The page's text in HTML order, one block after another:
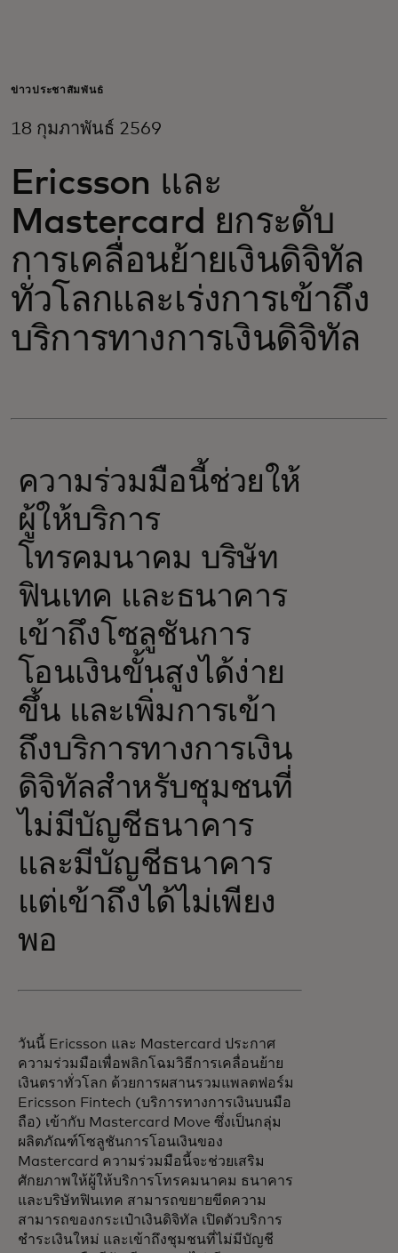
สำหรับธุรกิจ
เพื่อโลก
สำหรับผู้สร้างนวัตกรรม
ข่าวสารและแนวโน้ม
ข่าวประชาสัมพันธ์
18 กุมภาพันธ์ 2569
Ericsson และ
Mastercard ยกระดับ
การเคลื่อนย้ายเงินดิจิทัล
ทั่วโลกและเร่งการเข้าถึง
บริการทางการเงินดิจิทัล
ความร่วมมือนี้ช่วยให้
ผู้ให้บริการ
โทรคมนาคม บริษัท
ฟินเทค และธนาคาร
เข้าถึงโซลูชันการ
โอนเงินขั้นสูงได้ง่าย
ขึ้น และเพิ่มการเข้า
ถึงบริการทางการเงิน
ดิจิทัลสำหรับชุมชนที่
ไม่มีบัญชีธนาคาร
และมีบัญชีธนาคาร
แต่เข้าถึงได้ไม่เพียง
พอ
วันนี้ Ericsson และ Mastercard ประกาศ
ความร่วมมือเพื่อพลิกโฉมวิธีการเคลื่อนย้าย
เงินตราทั่วโลก ด้วยการผสานรวมแพลตฟอร์ม
Ericsson Fintech (บริการทางการเงินบนมือ
ถือ) เข้ากับ Mastercard Move ซึ่งเป็นกลุ่ม
ผลิตภัณฑ์โซลูชันการโอนเงินของ
Mastercard ความร่วมมือนี้จะช่วยเสริม
ศักยภาพให้ผู้ให้บริการโทรคมนาคม ธนาคาร
และบริษัทฟินเทค สามารถขยายขีดความ
สามารถของกระเป๋าเงินดิจิทัล เปิดตัวบริการ
ชำระเงินใหม่ และเข้าถึงชุมชนที่ไม่มีบัญชี